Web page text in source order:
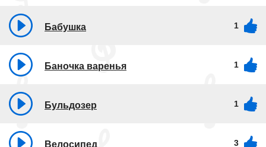
Бабушка 1
Баночка варенья 1
Бульдозер 1
Велосипед 3